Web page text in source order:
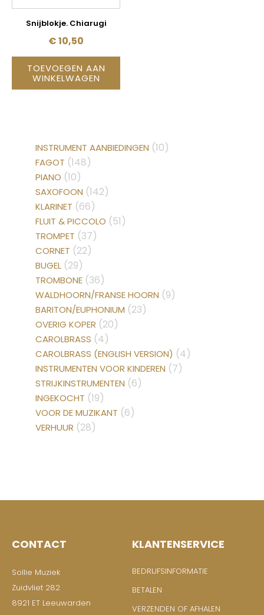
INSTRUMENT AANBIEDINGEN (10)
FAGOT (148)
PIANO (10)
SAXOFOON (142)
KLARINET (66)
FLUIT & PICCOLO (51)
TROMPET (37)
CORNET (22)
BUGEL (29)
TROMBONE (36)
WALDHOORN/FRANSE HOORN (9)
BARITON/EUPHONIUM (23)
OVERIG KOPER (20)
CAROLBRASS (4)
CAROLBRASS (ENGLISH VERSION) (4)
INSTRUMENTEN VOOR KINDEREN (7)
STRIJKINSTRUMENTEN (6)
INGEKOCHT (19)
VOOR DE MUZIKANT (6)
VERHUUR (28)
Snijblokje. Chiarugi
€10,50
TOEVOEGEN AAN
WINKELWAGEN
CONTACT
Sollie Muziek
Zuidvliet 282
8921 ET Leeuwarden
KLANTENSERVICE
BEDRIJFSINFORMATIE
BETALEN
VERZENDEN OF AFHALEN